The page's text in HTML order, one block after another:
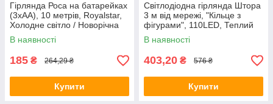
Гірлянда Роса на батарейках
(3хАА), 10 метрів, Royalstar,
Холодне світло / Новорічна
LED гірлянда
В наявності
185 ₴ 264,29 ₴
Купити
Світлодіодна гірлянда Штора
3 м від мережі, "Кільце з
фігурами", 110LED, Теплий
білий / Гірлянда фігурки на
вікно
В наявності
403,20 ₴ 576 ₴
Купити